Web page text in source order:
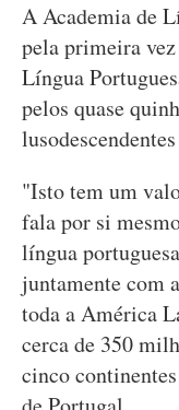
A Academia de
pela primeira
Língua
pelos quase
"Isto tem um
fala por si
língua
juntamente com
toda a América
cerca de 350
cinco